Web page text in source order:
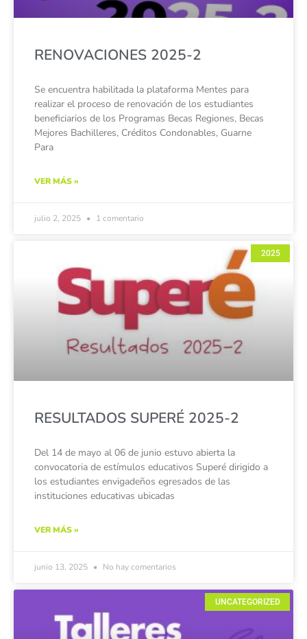
RENOVACIONES 2025-2
Se encuentra habilitada la plataforma Mentes para
realizar el proceso de renovación de los estudiantes
beneficiarios de los Programas Becas Regiones, Becas
Mejores Bachilleres, Créditos Condonables, Guarne
Para
VER MÁS »
julio 2, 2025 1 comentario
2025
RESULTADOS SUPERÉ 2025-2
Del 14 de mayo al 06 de junio estuvo abierta la
convocatoria de estímulos educativos Superé dirigido a
los estudiantes envigadeños egresados de las
instituciones educativas ubicadas
VER MÁS »
junio 13, 2025 No hay comentarios
UNCATEGORIZED